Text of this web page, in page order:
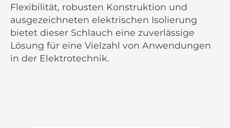
Flexibilität, robusten Konstruktion und
ausgezeichneten elektrischen Isolierung
bietet dieser Schlauch eine zuverlässige
Lösung für eine Vielzahl von Anwendungen
in der Elektrotechnik.